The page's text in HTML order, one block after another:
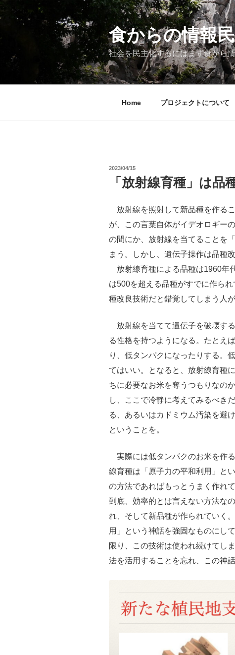
ン
ン
食からの情報
社会を民主化するにはまず食から
Home プロジェクトについて
投
2023/04/15
「放射線育種」は品
放射線を照射して新品種を作る
が、この言葉自体がイデオロギー
の間にか、放射線を当てることを
まう。しかし、遺伝子操作は品種
放射線育種による品種は1960年
は500を超える品種がすでに作ら
種改良技術だと錯覚してしまう人
放射線を当てて遺伝子を破壊す
る性格を持つようになる。たとえ
り、低タンパクになったりする。
てはいい。となると、放射線育種
ちに必要なお米を奪うつもりなの
し、ここで冷静に考えてみるべき
る、あるいはカドミウム汚染を避
ということを。
実際には低タンパクのお米を作
線育種は「原子力の平和利用」と
の方法であればもっとうまく作れ
到底、効率的とは言えない方法な
れ、そして新品種が作られていく
用」という神話を強固なものにし
限り、この技術は使われ続けてし
法を活用することを忘れ、この神